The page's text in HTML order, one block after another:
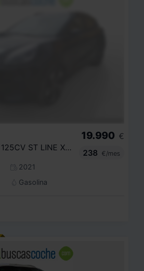
1.0 ECOBOOST 125CV ST LINE X MHEV
2021
Gasolina
19.990 €
238
€/mes